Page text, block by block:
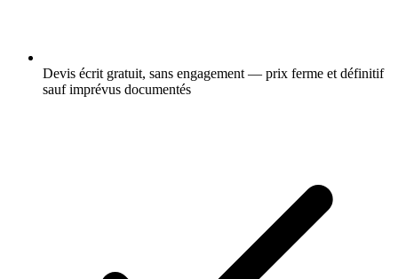
Devis écrit gratuit, sans engagement — prix ferme et définitif
sauf imprévus documentés